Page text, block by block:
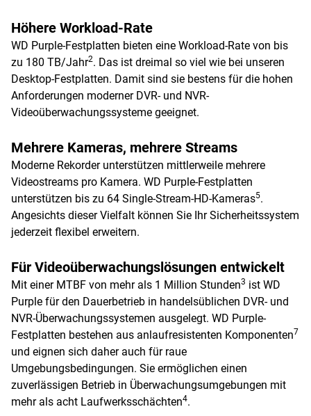
Höhere Workload-Rate
WD Purple-Festplatten bieten eine Workload-Rate von bis
zu 180 TB/Jahr2. Das ist dreimal so viel wie bei unseren
Desktop-Festplatten. Damit sind sie bestens für die hohen
Anforderungen moderner DVR- und NVR-
Videoüberwachungssysteme geeignet.
Mehrere Kameras, mehrere Streams
Moderne Rekorder unterstützen mittlerweile mehrere
Videostreams pro Kamera. WD Purple-Festplatten
unterstützen bis zu 64 Single-Stream-HD-Kameras5.
Angesichts dieser Vielfalt können Sie Ihr Sicherheitssystem
jederzeit flexibel erweitern.
Für Videoüberwachungslösungen entwickelt
Mit einer MTBF von mehr als 1 Million Stunden3 ist WD
Purple für den Dauerbetrieb in handelsüblichen DVR- und
NVR-Überwachungssystemen ausgelegt. WD Purple-
Festplatten bestehen aus anlaufresistenten Komponenten7
und eignen sich daher auch für raue
Umgebungsbedingungen. Sie ermöglichen einen
zuverlässigen Betrieb in Überwachungsumgebungen mit
mehr als acht Laufwerksschächten4.